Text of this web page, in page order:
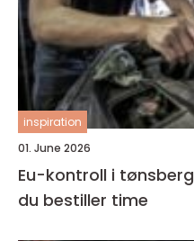
inspiration
01. June 2026
Eu-kontroll i tønsberg dette bør du vite før
du bestiller time